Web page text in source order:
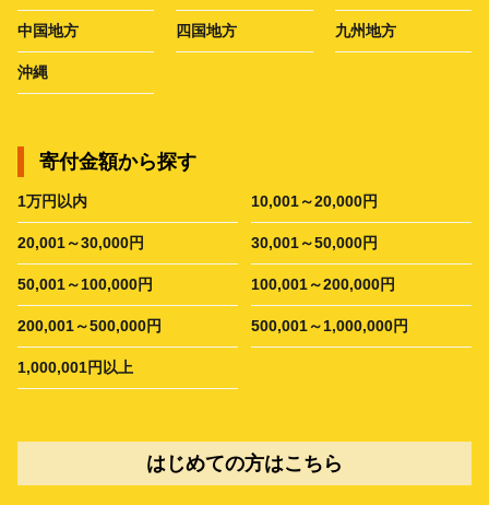
中国地方 四国地方 九州地方
沖縄
寄付金額から探す
1万円以内 10,001～20,000円
20,001～30,000円 30,001～50,000円
50,001～100,000円 100,001～200,000円
200,001～500,000円 500,001～1,000,000円
1,000,001円以上
はじめての方はこちら